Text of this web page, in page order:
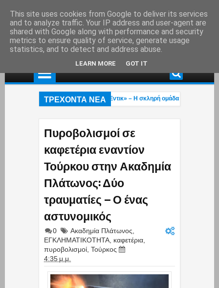
ΤΡΕΧΟΝΤΑ ΝΕΑ
και «Μπουλντόγκ» του «Έντικ» – Η σκληρή ομάδα που σκόρπιζε
Πυροβολισμοί σε
καφετέρια εναντίον
Τούρκου στην Ακαδημία
Πλάτωνος: Δύο
τραυματίες – Ο ένας
αστυνομικός
0 Ακαδημία Πλάτωνος
ΕΓΚΛΗΜΑΤΙΚΟΤΗΤΑ καφετέρια
πυροβολισμοί Τούρκος
4:35 μ.μ.
This site uses cookies from Google to deliver its services
and to analyze traffic. Your IP address and user-agent are
shared with Google along with performance and security
metrics to ensure quality of service, generate usage
statistics, and to detect and address abuse.
LEARN MORE GOT IT